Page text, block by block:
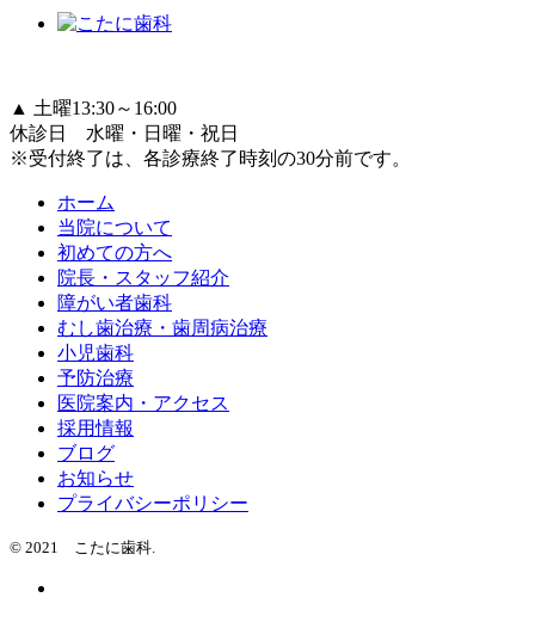
▲ 土曜13:30～16:00
休診日 水曜・日曜・祝日
※受付終了は、各診療終了時刻の30分前です。
ホーム
当院について
初めての方へ
院長・スタッフ紹介
障がい者歯科
むし歯治療・歯周病治療
小児歯科
予防治療
医院案内・アクセス
採用情報
ブログ
お知らせ
プライバシーポリシー
© 2021 こたに歯科.